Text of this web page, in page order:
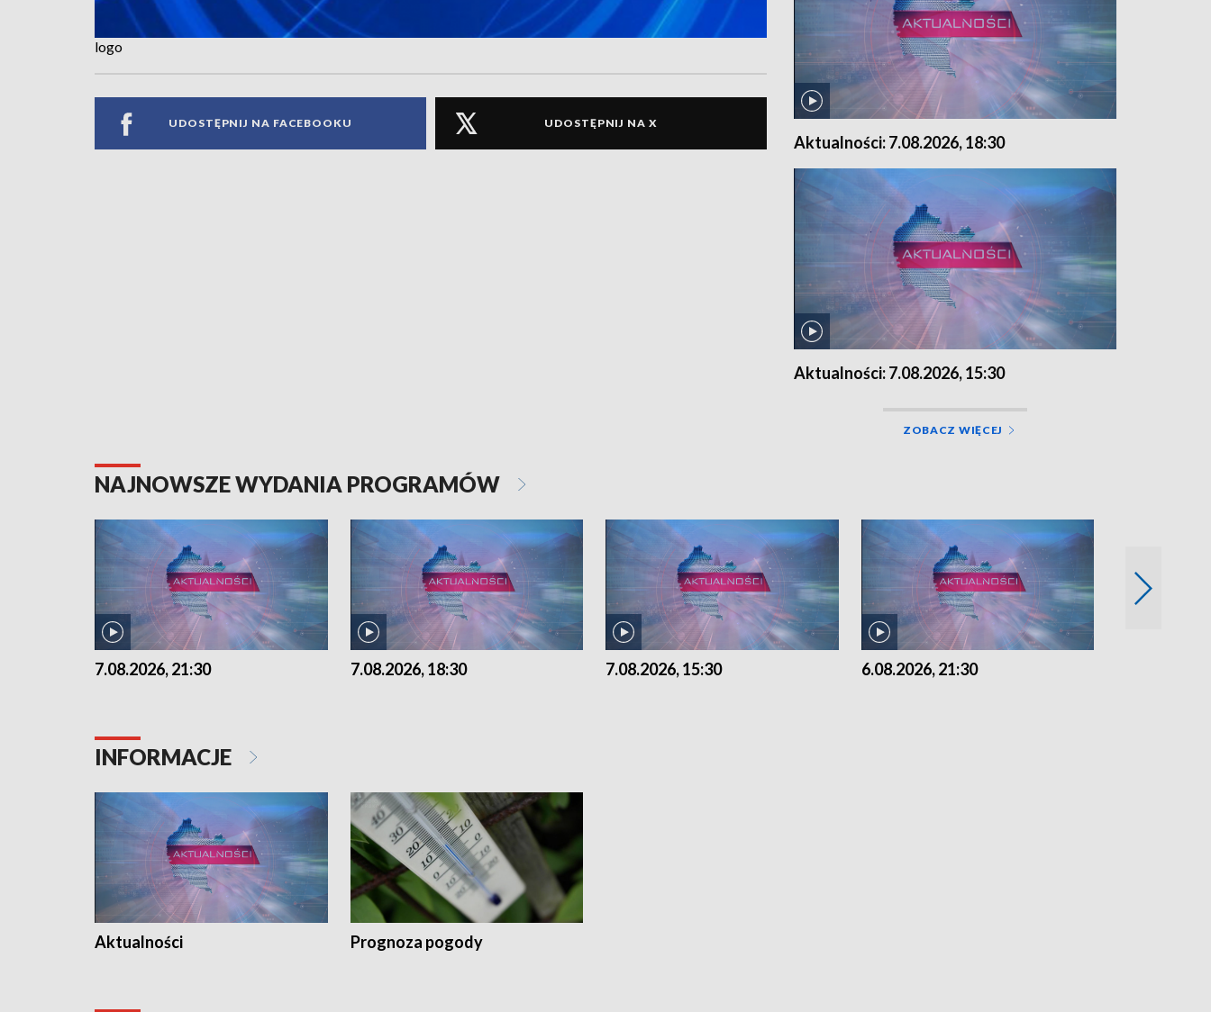
logo
UDOSTĘPNIJ NA FACEBOOKU UDOSTĘPNIJ NA X
Aktualności: 7.08.2026, 18:30
Aktualności: 7.08.2026, 15:30
ZOBACZ WIĘCEJ
NAJNOWSZE WYDANIA PROGRAMÓW
7.08.2026, 21:30 7.08.2026, 18:30 7.08.2026, 15:30 6.08.2026, 21:30
INFORMACJE
Aktualności Prognoza pogody